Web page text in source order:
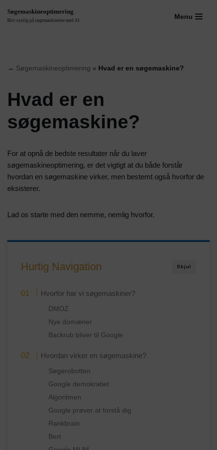
Søgemaskineoptimering
Bliv synlig på søgemaskinerne med AI
Menu
→ Søgemaskineoptimering » Hvad er en søgemaskine?
Hvad er en
søgemaskine?
For at opnå de bedste resultater når du laver
søgemaskineoptimering, er det vigtigt at du både forstår
hvordan en søgemaskine virker, men bestemt også hvorfor de
eksisterer.
Lad os starte med den nemme, nemlig hvorfor.
Skjul
Hurtig Navigation
Hvorfor har vi søgemaskiner?
DMOZ
Nye domæner
Backrub bliver til Google
Hvordan virker en søgemaskine?
Søgerobotten
Google demokratiet
Algoritmen
Google prøver at forstå dig
Rankbrain
Bert